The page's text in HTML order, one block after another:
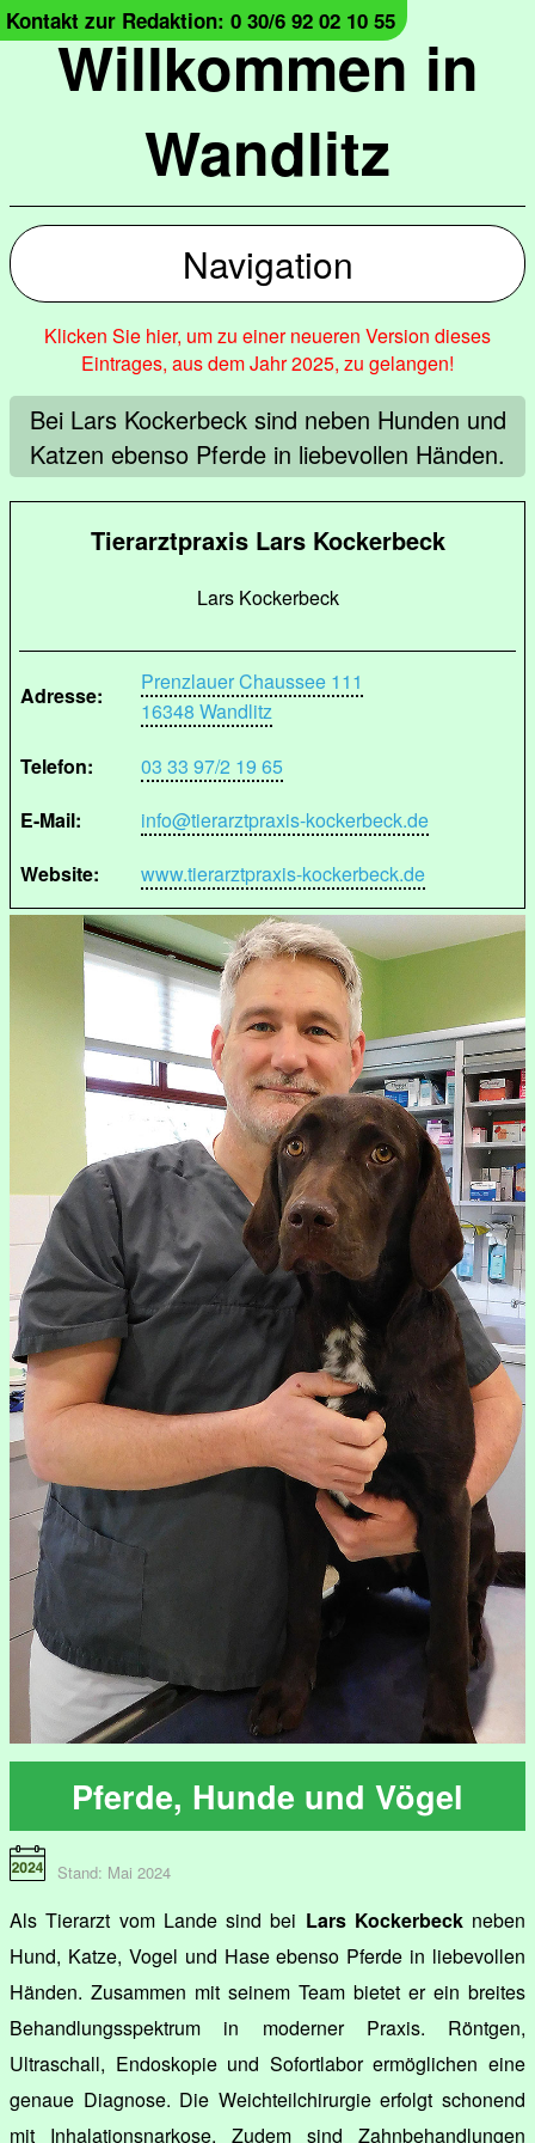
Willkommen in
Wandlitz
Kontakt zur Redaktion: 0 30/6 92 02 10 55
Navigation
Klicken Sie hier, um zu einer neueren Version dieses
Eintrages, aus dem Jahr 2025, zu gelangen!
Bei Lars Kockerbeck sind neben Hunden und
Katzen ebenso Pferde in liebevollen Händen.
Tierarztpraxis Lars Kockerbeck
Lars Kockerbeck
Adresse:
Prenzlauer Chaussee 111
16348 Wandlitz
Telefon:
03 33 97/2 19 65
E-Mail:
info@tierarztpraxis-kockerbeck.de
Website:
www.tierarztpraxis-kockerbeck.de
Pferde, Hunde und Vögel
Stand: Mai 2024
Als Tierarzt vom Lande sind bei Lars Kockerbeckneben
Hund, Katze, Vogel und Hase ebenso Pferde in liebevollen
Händen. Zusammen mit seinem Team bietet er ein breites
Behandlungsspektrum in moderner Praxis. Röntgen,
Ultraschall, Endoskopie und Sofortlabor ermöglichen eine
genaue Diagnose. Die Weichteilchirurgie erfolgt schonend
mit Inhalationsnarkose. Zudem sind Zahnbehandlungen